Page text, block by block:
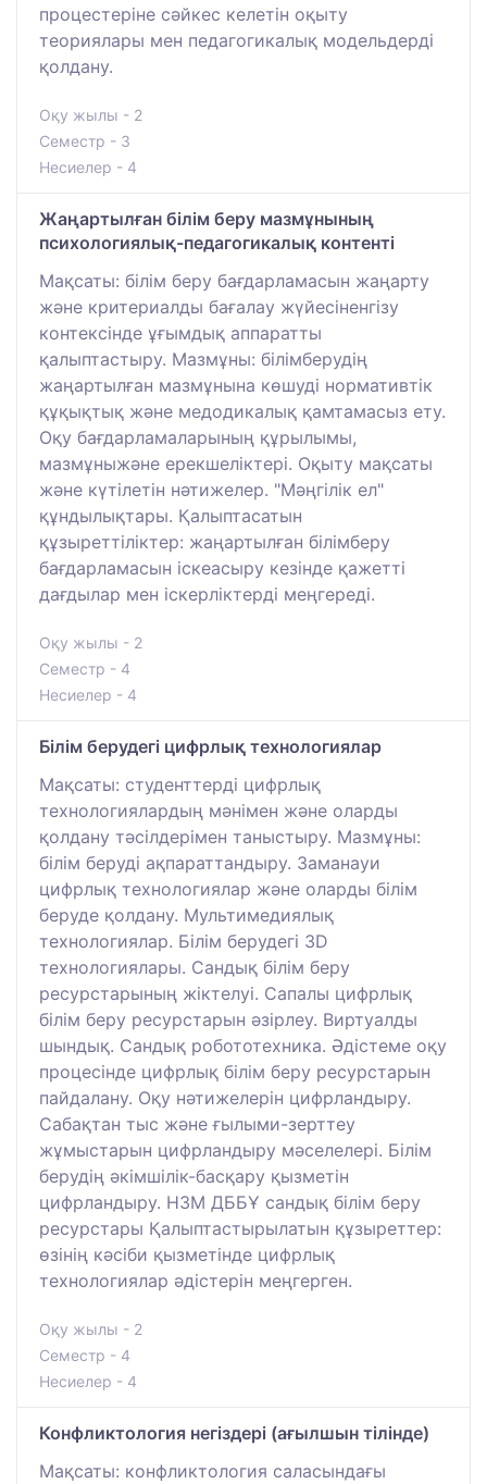
процестеріне сәйкес келетін оқыту
теориялары мен педагогикалық модельдерді
қолдану.
Оқу жылы - 2
Семестр - 3
Несиелер - 4
Жаңартылған білім беру мазмұнының
психологиялық-педагогикалық контенті
Мақсаты: білім беру бағдарламасын жаңарту
және критериалды бағалау жүйесіненгізу
контексінде ұғымдық аппаратты
қалыптастыру. Мазмұны: білімберудің
жаңартылған мазмұнына көшуді нормативтік
құқықтық және медодикалық қамтамасыз ету.
Оқу бағдарламаларының құрылымы,
мазмұныжәне ерекшеліктері. Оқыту мақсаты
және күтілетін нәтижелер. "Мәңгілік ел"
құндылықтары. Қалыптасатын
құзыреттіліктер: жаңартылған білімберу
бағдарламасын іскеасыру кезінде қажетті
дағдылар мен іскерліктерді меңгереді.
Оқу жылы - 2
Семестр - 4
Несиелер - 4
Білім берудегі цифрлық технологиялар
Мақсаты: студенттерді цифрлық
технологиялардың мәнімен және оларды
қолдану тәсілдерімен таныстыру. Мазмұны:
білім беруді ақпараттандыру. Заманауи
цифрлық технологиялар және оларды білім
беруде қолдану. Мультимедиялық
технологиялар. Білім берудегі 3D
технологиялары. Сандық білім беру
ресурстарының жіктелуі. Сапалы цифрлық
білім беру ресурстарын әзірлеу. Виртуалды
шындық. Сандық робототехника. Әдістеме оқу
процесінде цифрлық білім беру ресурстарын
пайдалану. Оқу нәтижелерін цифрландыру.
Сабақтан тыс және ғылыми-зерттеу
жұмыстарын цифрландыру мәселелері. Білім
берудің әкімшілік-басқару қызметін
цифрландыру. НЗМ ДББҰ сандық білім беру
ресурстары Қалыптастырылатын құзыреттер:
өзінің кәсіби қызметінде цифрлық
технологиялар әдістерін меңгерген.
Оқу жылы - 2
Семестр - 4
Несиелер - 4
Конфликтология негіздері (ағылшын тілінде)
Мақсаты: конфликтология саласындағы